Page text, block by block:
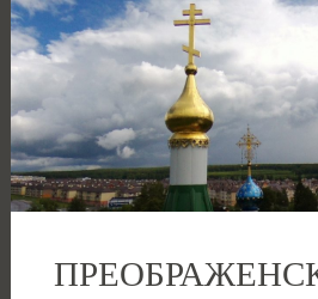
Перейти
к
содержимому